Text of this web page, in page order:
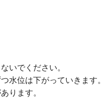
いでください。
水位は下がっていきます。
ります。